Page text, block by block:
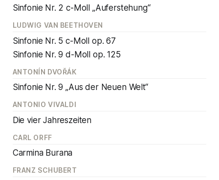
Sinfonie Nr. 2 c-Moll „Auferstehung“
LUDWIG VAN BEETHOVEN
Sinfonie Nr. 5 c-Moll op. 67
Sinfonie Nr. 9 d-Moll op. 125
ANTONÍN DVOŘÁK
Sinfonie Nr. 9 „Aus der Neuen Welt“
ANTONIO VIVALDI
Die vier Jahreszeiten
CARL ORFF
Carmina Burana
FRANZ SCHUBERT